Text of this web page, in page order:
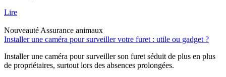
Lire
Nouveauté Assurance animaux
Installer une caméra pour surveiller votre furet : utile ou gadget ?
Installer une caméra pour surveiller son furet séduit de plus en plus
de propriétaires, surtout lors des absences prolongées.